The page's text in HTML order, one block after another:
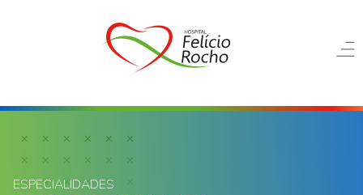
ESPECIALIDADES